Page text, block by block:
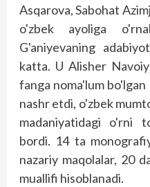
Asqarova, Sabohat
o'zbek ayoliga
G'aniyevaning
katta. U Alisher
fanga noma'lum
nashr etdi, o'zbek
madaniyatidagi o'rni
bordi. 14 ta
nazariy maqolalar, 20
muallifi hisoblanadi.